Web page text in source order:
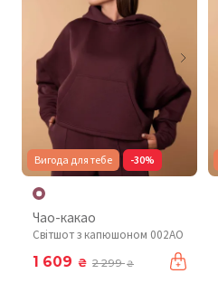
Вигода для тебе -30%
Чао-какао
Світшот з капюшоном 002AO
1 609 ₴ 2 299₴